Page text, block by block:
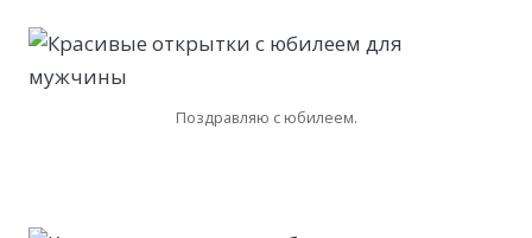
Поздравляю с юбилеем.